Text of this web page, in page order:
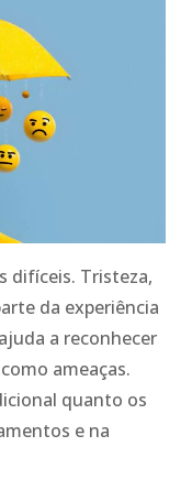
difíceis. Tristeza,
da experiência
a reconhecer
ameaças.
quanto os
e na